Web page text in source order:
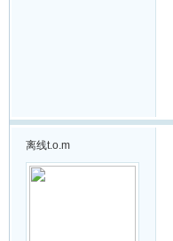
离线t.o.m